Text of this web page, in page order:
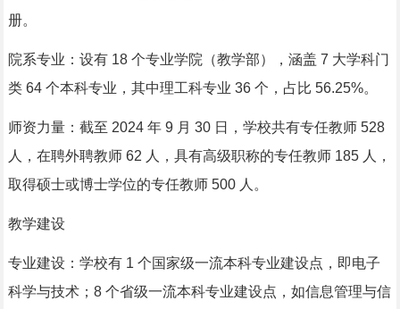
册。
院系专业：设有 18 个专业学院（教学部），涵盖 7 大学科门
类 64 个本科专业，其中理工科专业 36 个，占比 56.25%。
师资力量：截至 2024 年 9 月 30 日，学校共有专任教师 528
人，在聘外聘教师 62 人，具有高级职称的专任教师 185 人，
取得硕士或博士学位的专任教师 500 人。
教学建设
专业建设：学校有 1 个国家级一流本科专业建设点，即电子
科学与技术；8 个省级一流本科专业建设点，如信息管理与信